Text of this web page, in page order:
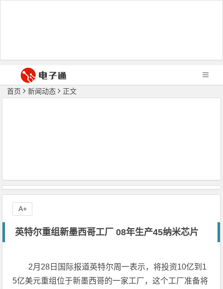
首页 新闻动态 正文
英特尔重组新墨西哥工厂 08年生产45纳米芯片
2月28日国际报道英特尔周一表示，将投资10亿到1
5亿美元重组位于新墨西哥的一家工厂，这个工厂准备将
A+